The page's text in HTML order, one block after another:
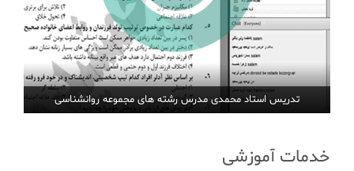
تدریس استاد محمدی مدرس رشته های مجموعه روانشناسی
خدمات آموزشی